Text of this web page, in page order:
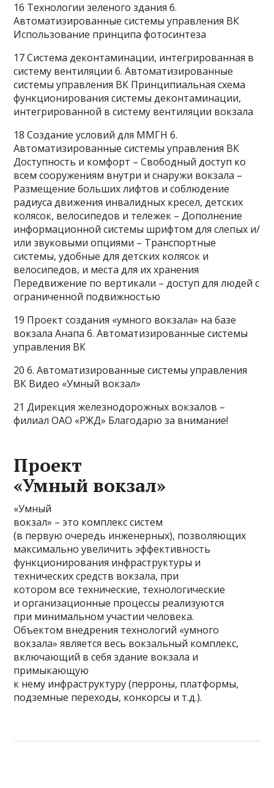
16 Технологии зеленого здания 6.
Автоматизированные системы управления ВК
Использование принципа фотосинтеза
17 Система деконтаминации, интегрированная в
систему вентиляции 6. Автоматизированные
системы управления ВК Принципиальная схема
функционирования системы деконтаминации,
интегрированной в систему вентиляции вокзала
18 Создание условий для ММГН 6.
Автоматизированные системы управления ВК
Доступность и комфорт – Свободный доступ ко
всем сооружениям внутри и снаружи вокзала –
Размещение больших лифтов и соблюдение
радиуса движения инвалидных кресел, детских
колясок, велосипедов и тележек – Дополнение
информационной системы шрифтом для слепых и/
или звуковыми опциями – Транспортные
системы, удобные для детских колясок и
велосипедов, и места для их хранения
Передвижение по вертикали – доступ для людей с
ограниченной подвижностью
19 Проект создания «умного вокзала» на базе
вокзала Анапа 6. Автоматизированные системы
управления ВК
20 6. Автоматизированные системы управления
ВК Видео «Умный вокзал»
21 Дирекция железнодорожных вокзалов –
филиал ОАО «РЖД» Благодарю за внимание!
Проект
«Умный вокзал»
«Умный
вокзал» – это комплекс систем
(в первую очередь инженерных), позволяющих
максимально увеличить эффективность
функционирования инфраструктуры и
технических средств вокзала, при
котором все технические, технологические
и организационные процессы реализуются
при минимальном участии человека.
Объектом внедрения технологий «умного
вокзала» является весь вокзальный комплекс,
включающий в себя здание вокзала и
примыкающую
к нему инфраструктуру (перроны, платформы,
подземные переходы, конкорсы и т.д.).